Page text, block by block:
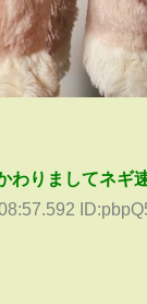
わりましてネギ